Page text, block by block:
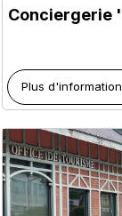
Conciergerie
Plus